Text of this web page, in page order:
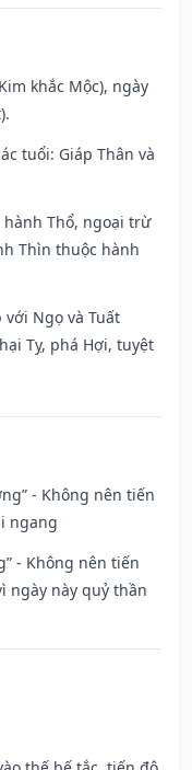
khắc Mộc), ngày
tuổi: Giáp Thân và
hành Thổ, ngoại trừ
Thìn thuộc hành
Ngọ và Tuất
Tỵ, phá Hợi, tuyệt
- Không nên tiến
ngang
- Không nên tiến
ngày này quỷ thần